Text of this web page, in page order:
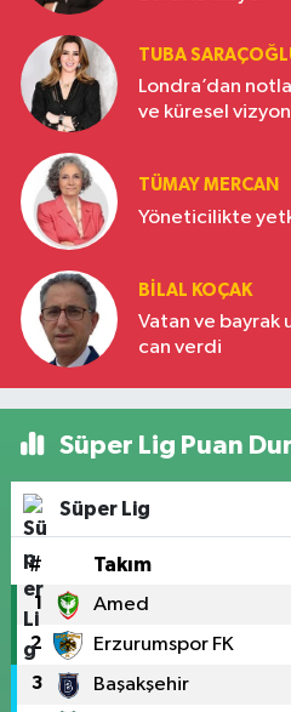
TUBA
Londra’dan
ve küresel
TÜMAY MERCAN
Yöneticilikte
BILAL KOÇAK
Vatan ve bayrak
can verdi
Süper Lig Puan
Süper Lig
# Takım
1 Amed
2 Erzurumspor FK
3 Başakşehir